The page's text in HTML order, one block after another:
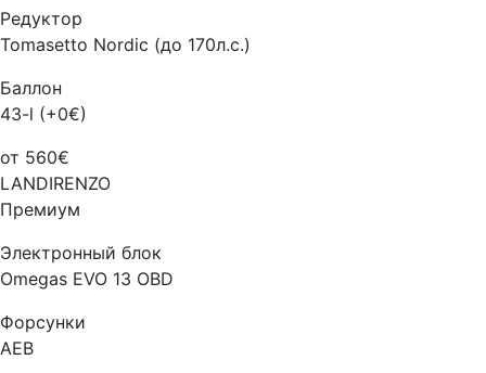
Редуктор
Tomasetto Nordic (до 170л.с.)
Баллон
43-l (+0€)
от 560€
LANDIRENZO
Премиум
Электронный блок
Omegas EVO 13 OBD
Форсунки
AEB